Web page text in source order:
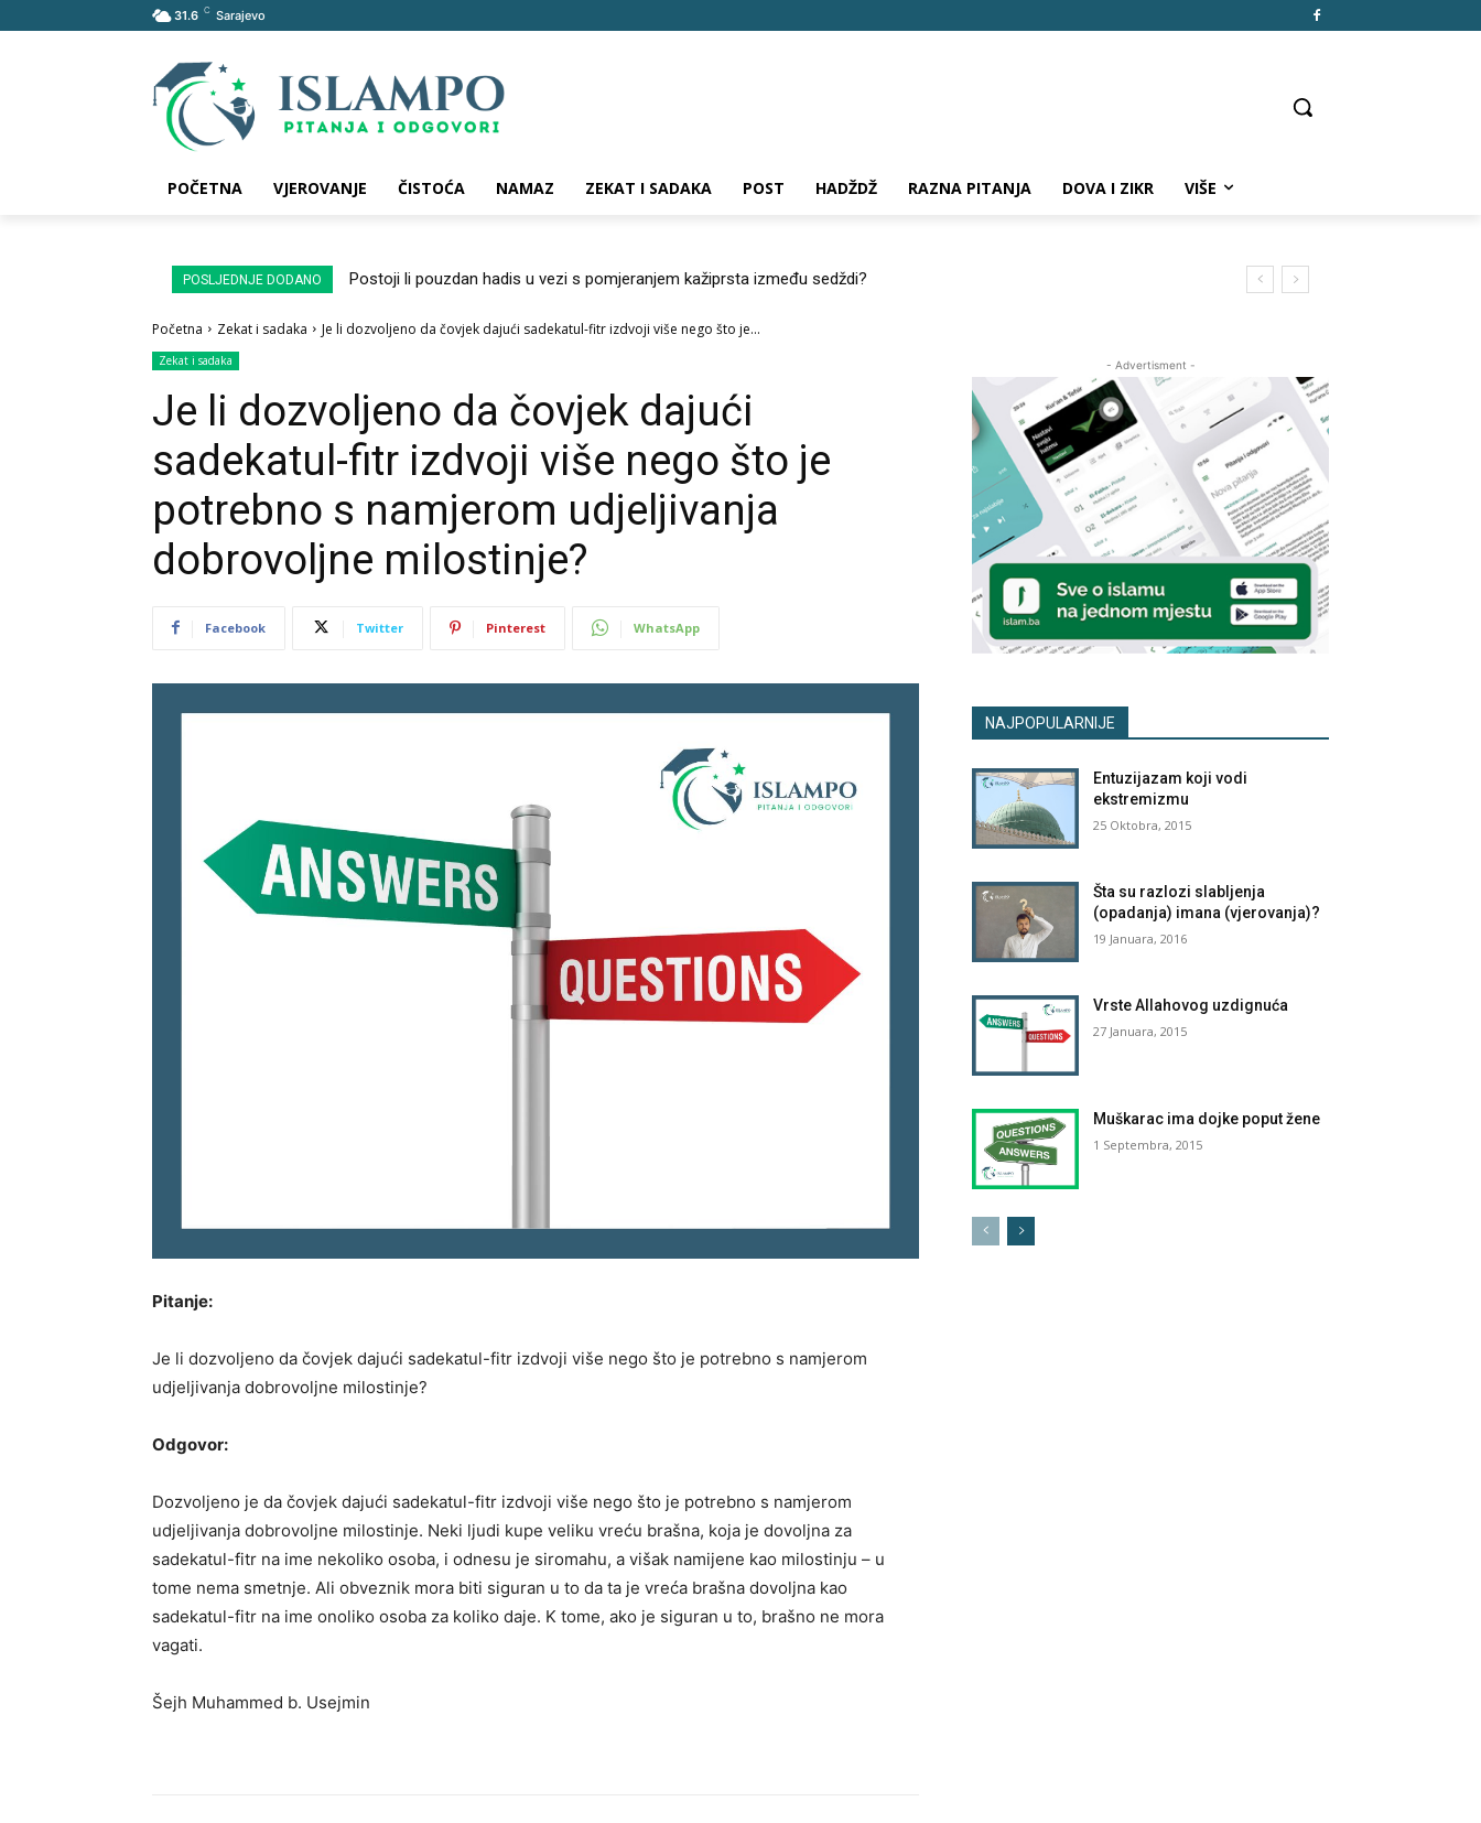
31.6 C Sarajevo
POČETNA VJEROVANJE ČISTOĆA NAMAZ ZEKAT I SADAKA POST HADŽDŽ RAZNA PITANJA DOVA I ZIKR VIŠE
POSLJEDNJE DODANO Postoji li pouzdan hadis u vezi s pomjeranjem kažiprsta između sedždi?
Početna Zekat i sadaka Je li dozvoljeno da čovjek dajući sadekatul-fitr izdvoji više nego što je...
Zekat i sadaka
Je li dozvoljeno da čovjek dajući
sadekatul-fitr izdvoji više nego što je
potrebno s namjerom udjeljivanja
dobrovoljne milostinje?
Facebook Twitter Pinterest WhatsApp
Pitanje:
Je li dozvoljeno da čovjek dajući sadekatul-fitr izdvoji više nego što je potrebno s namjerom
udjeljivanja dobrovoljne milostinje?
Odgovor:
Dozvoljeno je da čovjek dajući sadekatul-fitr izdvoji više nego što je potrebno s namjerom
udjeljivanja dobrovoljne milostinje. Neki ljudi kupe veliku vreću brašna, koja je dovoljna za
sadekatul-fitr na ime nekoliko osoba, i odnesu je siromahu, a višak namijene kao milostinju – u
tome nema smetnje. Ali obveznik mora biti siguran u to da ta je vreća brašna dovoljna kao
sadekatul-fitr na ime onoliko osoba za koliko daje. K tome, ako je siguran u to, brašno ne mora
vagati.
Šejh Muhammed b. Usejmin
- Advertisment -
NAJPOPULARNIJE
Entuzijazam koji vodi
ekstremizmu
25 Oktobra, 2015
Šta su razlozi slabljenja
(opadanja) imana (vjerovanja)?
19 Januara, 2016
Vrste Allahovog uzdignuća
27 Januara, 2015
Muškarac ima dojke poput žene
1 Septembra, 2015